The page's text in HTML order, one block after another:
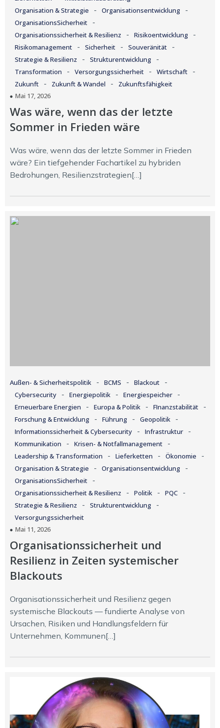
Organisation & Strategie - Organisationsentwicklung -
OrganisationsSicherheit -
Organisationssicherheit & Resilienz - Risikoentwicklung -
Risikomanagement - Sicherheit - Souveränität -
Strategie & Resilienz - Strukturentwicklung -
Transformation - Versorgungssicherheit - Wirtschaft -
Zukunft - Zukunft & Wandel -
Zukunftsfähigkeit
Mai 17, 2026
Was wäre, wenn das der letzte
Sommer in Frieden wäre
Was wäre, wenn das der letzte Sommer in Frieden
wäre? Ein tiefgehender Fachartikel zu hybriden
Bedrohungen, Resilienzstrategien[…]
Außen- & Sicherheitspolitik - BCMS - Blackout -
Cybersecurity - Energiepolitik - Energiespeicher -
Erneuerbare Energien - Europa & Politik - FInanzstabilität -
Forschung & Entwicklung - Führung - Geopolitik -
Informationssicherheit & Cybersecurity - Infrastruktur -
Kommunikation - Krisen- & Notfallmanagement -
Leadership & Transformation - Lieferketten - Ökonomie -
Organisation & Strategie - Organisationsentwicklung -
OrganisationsSicherheit -
Organisationssicherheit & Resilienz - Politik - PQC -
Strategie & Resilienz - Strukturentwicklung -
Versorgungssicherheit
Mai 11, 2026
Organisationssicherheit und
Resilienz in Zeiten systemischer
Blackouts
Organisationssicherheit und Resilienz gegen
systemische Blackouts — fundierte Analyse von
Ursachen, Risiken und Handlungsfeldern für
Unternehmen, Kommunen[…]